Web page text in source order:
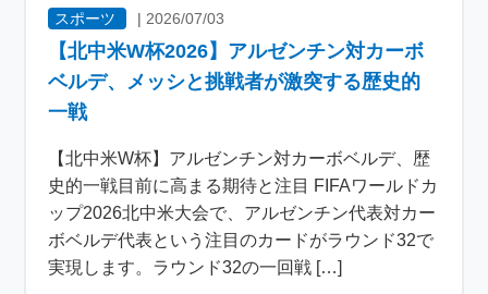
スポーツ |2026/07/03
【北中米W杯2026】アルゼンチン対カーボ
ベルデ、メッシと挑戦者が激突する歴史的
一戦
【北中米W杯】アルゼンチン対カーボベルデ、歴
史的一戦目前に高まる期待と注目 FIFAワールドカ
ップ2026北中米大会で、アルゼンチン代表対カー
ボベルデ代表という注目のカードがラウンド32で
実現します。ラウンド32の一回戦 […]